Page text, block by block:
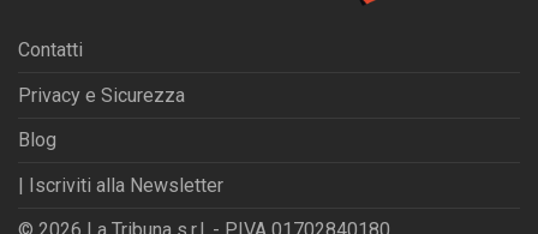
Contatti
Privacy e Sicurezza
Blog
| Iscriviti alla Newsletter